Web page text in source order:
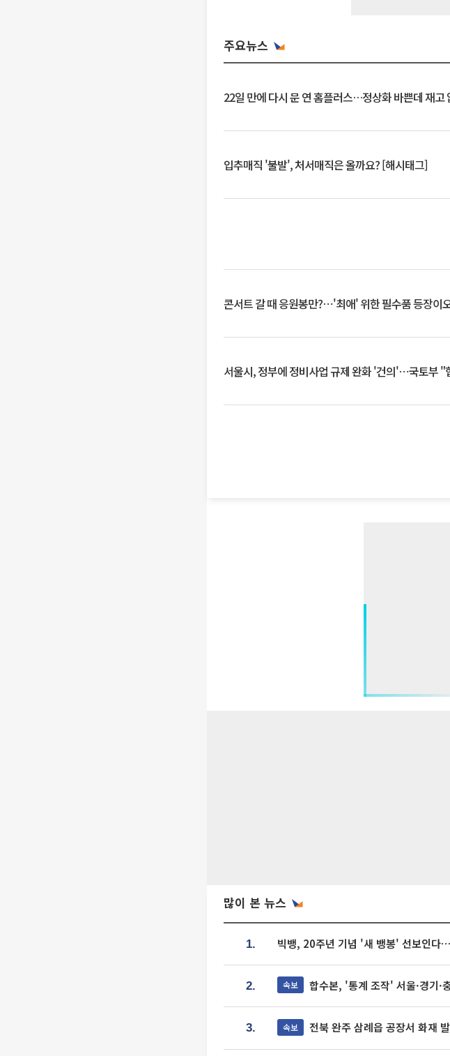
주요뉴스
22일 만에 다시 문 연 홈플러스…정상화 바쁜데 재고
입추매직 '불발', 처서매직은 올까요? [해시태그]
콘서트 갈 때 응원봉만?⋯'최애' 위한 필수품 등장이
서울시, 정부에 정비사업 규제 완화 '건의'⋯국토부 "
많이 본 뉴스
1. 빅뱅, 20주년 기념 '새 뱅봉' 선보인다
2. 속보 합수본, '통계 조작' 서울·경기·
3. 속보 전북 완주 삼례읍 공장서 화재